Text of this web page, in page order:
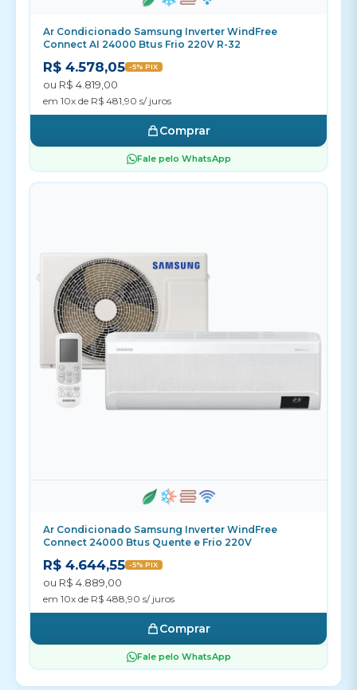
Ar Condicionado Samsung Inverter WindFree
Connect AI 24000 Btus Frio 220V R-32
R$ 4.578,05 -5% PIX
ou R$ 4.819,00
em 10x de R$ 481,90 s/ juros
Comprar
Fale pelo WhatsApp
Ar Condicionado Samsung Inverter WindFree
Connect 24000 Btus Quente e Frio 220V
R$ 4.644,55 -5% PIX
ou R$ 4.889,00
em 10x de R$ 488,90 s/ juros
Comprar
Fale pelo WhatsApp